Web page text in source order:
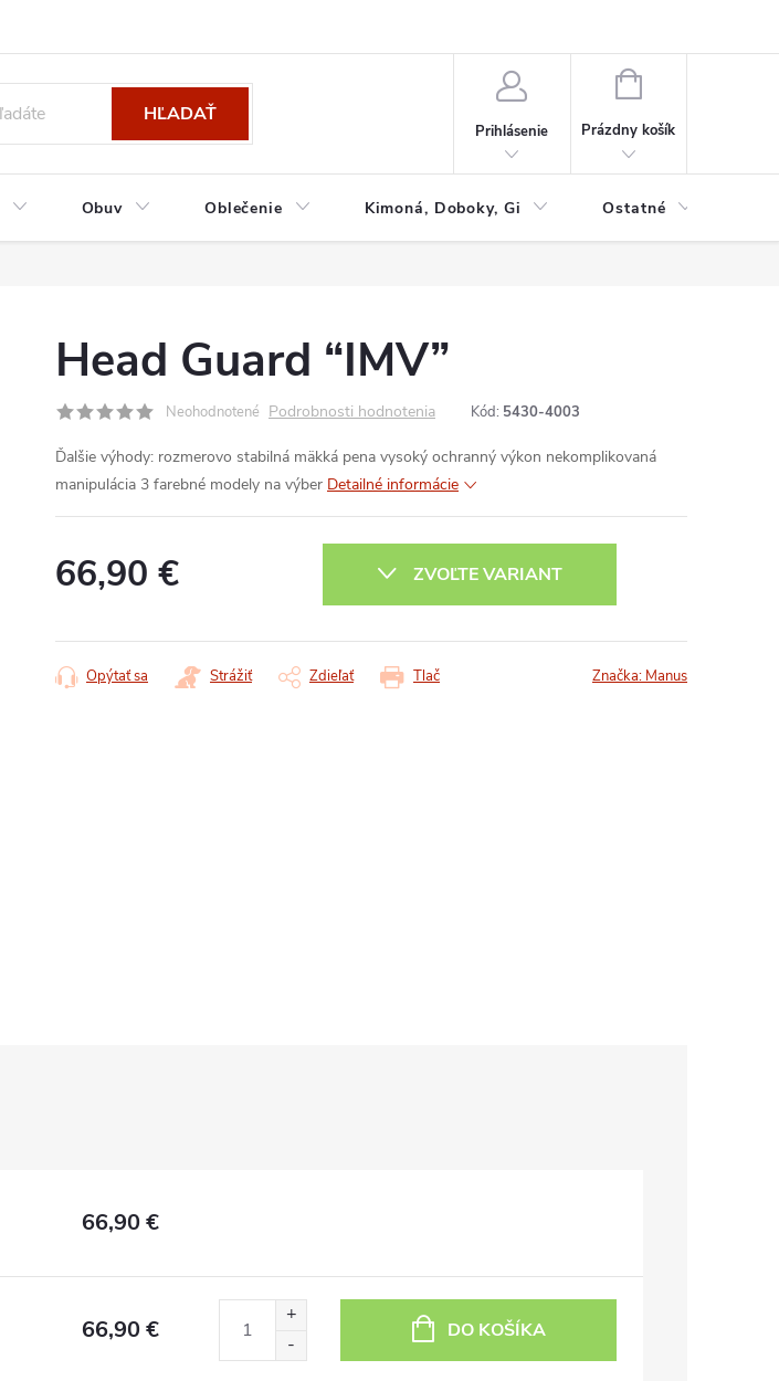
HĽADAŤ
Prihlásenie
NÁKUPNÝ
Prázdny košík
Obuv Oblečenie Kimoná, Doboky, Gi Ostatné
Head Guard “IMV”
Neohodnotené Podrobnosti hodnotenia Kód: 5430-4003
Ďalšie výhody: rozmerovo stabilná mäkká pena vysoký ochranný výkon nekomplikovaná
manipulácia 3 farebné modely na výber Detailné informácie
66,90 € ZVOĽTE VARIANT
Tlač
Opýtať sa Strážiť Zdieľať Značka: Manus
66,90 €
66,90 € DO KOŠÍKA